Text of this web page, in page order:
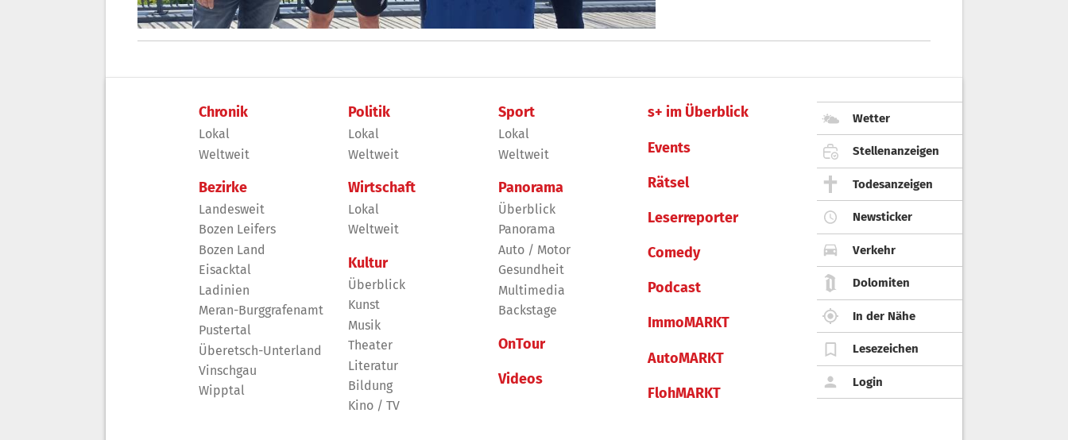
Chronik
Lokal
Weltweit
Bezirke
Landesweit
Bozen Leifers
Bozen Land
Eisacktal
Ladinien
Meran-Burggrafenamt
Pustertal
Überetsch-Unterland
Vinschgau
Wipptal
Politik
Lokal
Weltweit
Wirtschaft
Lokal
Weltweit
Kultur
Überblick
Kunst
Musik
Theater
Literatur
Bildung
Kino / TV
Sport
Lokal
Weltweit
Panorama
Überblick
Panorama
Auto / Motor
Gesundheit
Multimedia
Backstage
OnTour
Videos
s+ im Überblick
Events
Rätsel
Leserreporter
Comedy
Podcast
ImmoMARKT
AutoMARKT
FlohMARKT
Wetter
Stellenanzeigen
Todesanzeigen
Newsticker
Verkehr
Dolomiten
In der Nähe
Lesezeichen
Login